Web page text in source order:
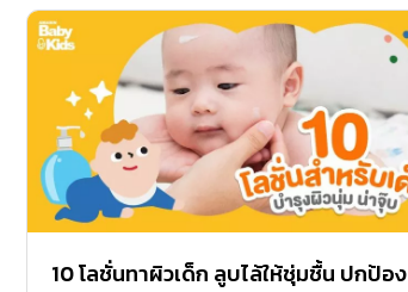
10 โลชั่นทาผิวเด็ก ลูบไล้ให้ชุ่มชื้น ปกป้อง